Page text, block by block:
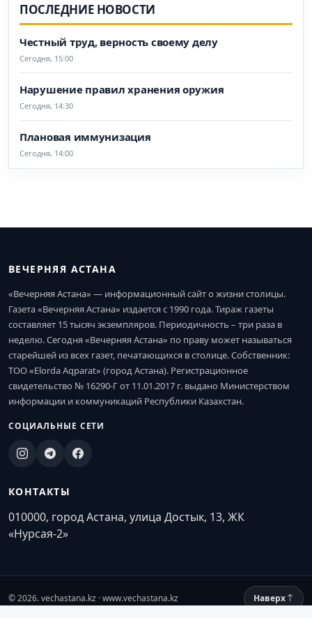
ПОСЛЕДНИЕ НОВОСТИ
Честный труд, верность своему делу
Сегодня, 15:00
Нарушение правил хранения оружия
Сегодня, 14:30
Плановая иммунизация
Сегодня, 14:00
ВЕЧЕРНЯЯ АСТАНА
«Вечерняя Астана» — информационный сайт о жизни столицы.
Газета «Вечерняя Астана» издается с 1990 года. Тираж газеты
составляет 15 тысяч экземпляров. Периодичность – три раза в
неделю. Сегодня «Вечерняя Астана» по праву может называться
старейшей из всех газет, печатающихся в столице. Собственник:
ТОО «Elorda Aqparat» (город Астана). Регистрационное
свидетельство № 16290-Г от 11.01.2017 г. выдано Министерством
информации и коммуникаций Республики Казахстан.
СОЦИАЛЬНЫЕ СЕТИ
КОНТАКТЫ
010000, город Астана, улица Достык, 13, ЖК
«Нурсая-2»
© 2026. vechastana.kz · www.vechastana.kz Наверх